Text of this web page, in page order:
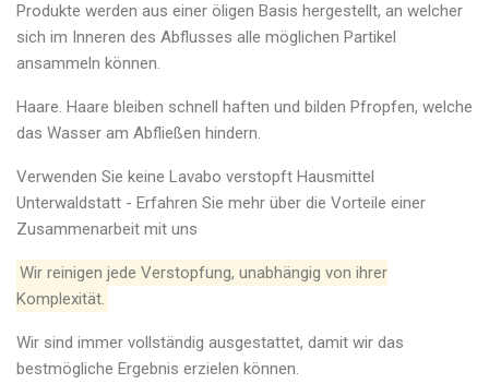
Produkte werden aus einer öligen Basis hergestellt, an welcher
sich im Inneren des Abflusses alle möglichen Partikel
ansammeln können.
Haare. Haare bleiben schnell haften und bilden Pfropfen, welche
das Wasser am Abfließen hindern.
Verwenden Sie keine Lavabo verstopft Hausmittel
Unterwaldstatt - Erfahren Sie mehr über die Vorteile einer
Zusammenarbeit mit uns
Wir reinigen jede Verstopfung, unabhängig von ihrer
Komplexität.
Wir sind immer vollständig ausgestattet, damit wir das
bestmögliche Ergebnis erzielen können.